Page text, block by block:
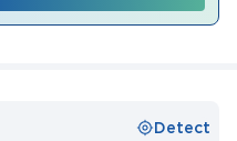
Detect